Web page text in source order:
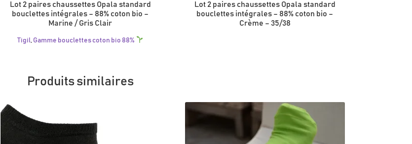
Lot 2 paires chaussettes Opala standard
bouclettes intégrales – 88% coton bio –
Marine / Gris Clair
Tigil, Gamme bouclettes coton bio 88%
variations.
choisies
sur
Lot 2 paires chaussettes Opala standard
bouclettes intégrales – 88% coton bio –
Crème – 35/38
Produits similaires